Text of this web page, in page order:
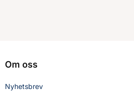
Om oss
Nyhetsbrev